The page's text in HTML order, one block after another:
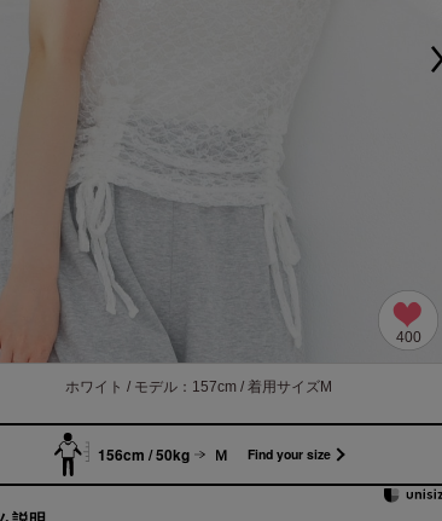
400
ホワイト / モデル：157cm / 着用サイズM
156cm / 50kg Ｍ Find your size